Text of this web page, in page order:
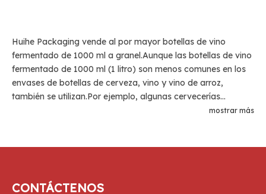
Huihe Packaging vende al por mayor botellas de vino
fermentado de 1000 ml a granel.Aunque las botellas de vino
fermentado de 1000 ml (1 litro) son menos comunes en los
envases de botellas de cerveza, vino y vino de arroz,
también se utilizan.Por ejemplo, algunas cervecerías
artesanales o productores de cervezas especiales utilizan
menudo presentan empaques, etiquetas o elementos de
mostrar más
CONTÁCTENOS